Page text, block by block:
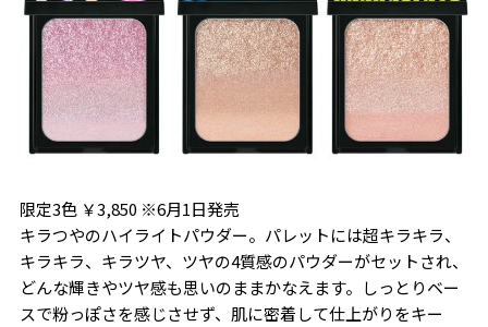
限定3色 ￥3,850 ※6月1日発売
キラつやのハイライトパウダー。パレットには超キラキラ、
キラキラ、キラツヤ、ツヤの4質感のパウダーがセットされ、
どんな輝きやツヤ感も思いのままかなえます。しっとりベー
スで粉っぽさを感じさせず、肌に密着して仕上がりをキー